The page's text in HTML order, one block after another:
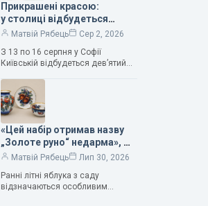
Прикрашені красою:
у столиці відбудеться
дев’ятий фестиваль
Матвій Рябець
Сер 2, 2026
З 13 по 16 серпня у Софії
Київській відбудеться дев’ятий
мистецтв Bouquet Kyiv Stage. Ця
подія традиційно…
«Цей набір отримав назву
„Золоте руно“ недарма», —
колекціонерка Людмила
Матвій Рябець
Лип 30, 2026
Ранні літні яблука з саду
відзначаються особливим